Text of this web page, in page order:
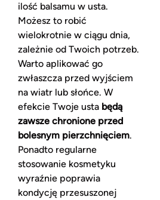
ilość balsamu w usta.
Możesz to robić
wielokrotnie w ciągu dnia,
zależnie od Twoich potrzeb.
Warto aplikować go
zwłaszcza przed wyjściem
na wiatr lub słońce. W
efekcie Twoje usta będą
zawsze chronione przed
bolesnym pierzchnięciem.
Ponadto regularne
stosowanie kosmetyku
wyraźnie poprawia
kondycję przesuszonej